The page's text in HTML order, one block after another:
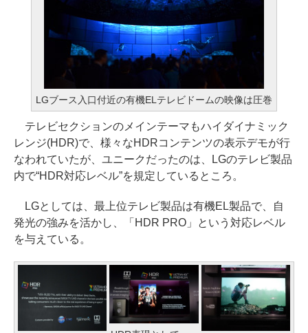
LGブース入口付近の有機ELテレビドームの映像は圧巻
テレビセクションのメインテーマもハイダイナミック
レンジ(HDR)で、様々なHDRコンテンツの表示デモが行
なわれていたが、ユニークだったのは、LGのテレビ製品
内で“HDR対応レベル”を規定しているところ。
LGとしては、最上位テレビ製品は有機EL製品で、自
発光の強みを活かし、「HDR PRO」という対応レベル
を与えている。